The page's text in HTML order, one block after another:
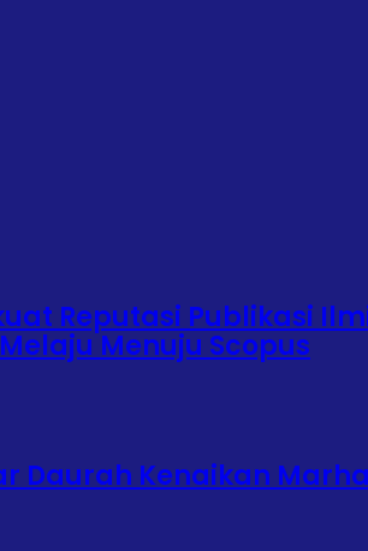
Reputasi Publikasi
Menuju Scopus
Daurah Kenaikan